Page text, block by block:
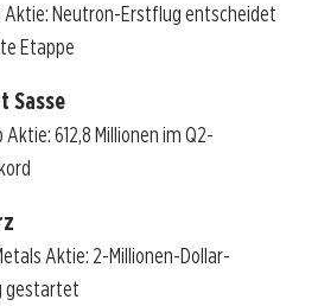
Aktie: Neutron-Erstflug entscheidet
Etappe
Sasse
Aktie: 612,8 Millionen im Q2-
Aktie: 2-Millionen-Dollar-
gestartet